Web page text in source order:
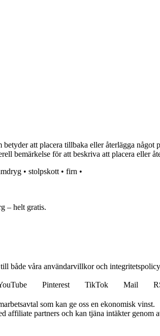
betyder att placera tillbaka eller återlägga
bemärkelse för att beskriva att placera eller
• stolpskott • firn •
– helt gratis.
både våra användarvillkor och
Pinterest TikTok Mail
som kan ge oss en ekonomisk vinst.
affiliate partners och kan tjäna intäkter